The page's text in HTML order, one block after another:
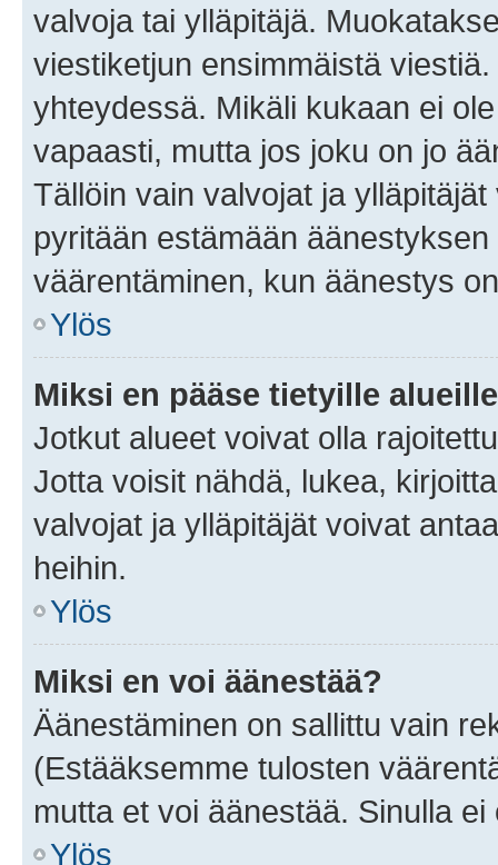
valvoja tai ylläpitäjä.
viestiketjun ensimmäistä
yhteydessä. Mikäli kukaan ei
vapaasti, mutta jos joku on jo
Tällöin vain valvojat ja
pyritään estämään
väärentäminen, kun äänestys
Ylös
Miksi en pääse tietyille
Jotkut alueet voivat olla
Jotta voisit nähdä, lukea,
valvojat ja ylläpitäjät voivat
heihin.
Ylös
Miksi en voi äänestää?
Äänestäminen on sallittu vain
(Estääksemme tulosten
mutta et voi äänestää. Sinulla
Ylös